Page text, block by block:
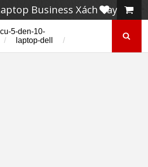
Business Xách Tay
5-den-10-
/ laptop-dell /